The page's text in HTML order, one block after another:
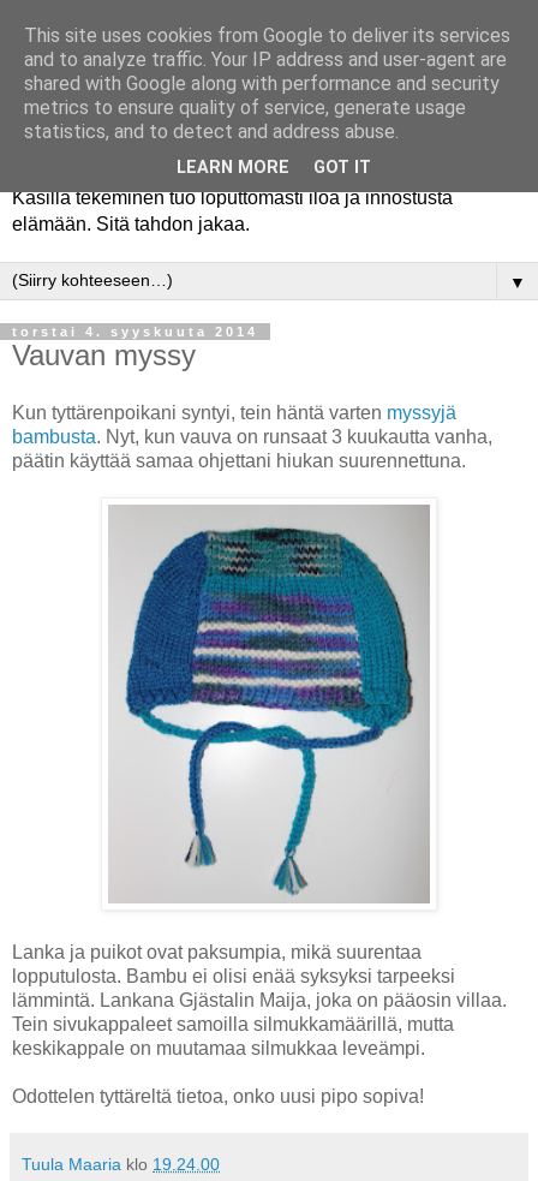
Käsillä tekeminen tuo loputtomasti iloa ja innostusta
elämään. Sitä tahdon jakaa.
▼
torstai 4. syyskuuta 2014
Vauvan myssy
Kun tyttärenpoikani syntyi, tein häntä varten myssyjä
bambusta. Nyt, kun vauva on runsaat 3 kuukautta vanha,
päätin käyttää samaa ohjettani hiukan suurennettuna.
Lanka ja puikot ovat paksumpia, mikä suurentaa
lopputulosta. Bambu ei olisi enää syksyksi tarpeeksi
lämmintä. Lankana Gjästalin Maija, joka on pääosin villaa.
Tein sivukappaleet samoilla silmukkamäärillä, mutta
keskikappale on muutamaa silmukkaa leveämpi.
Odottelen tyttäreltä tietoa, onko uusi pipo sopiva!
Tuula Maaria klo 19.24.00
This site uses cookies from Google to deliver its services
and to analyze traffic. Your IP address and user-agent are
shared with Google along with performance and security
metrics to ensure quality of service, generate usage
statistics, and to detect and address abuse.
LEARN MORE GOT IT